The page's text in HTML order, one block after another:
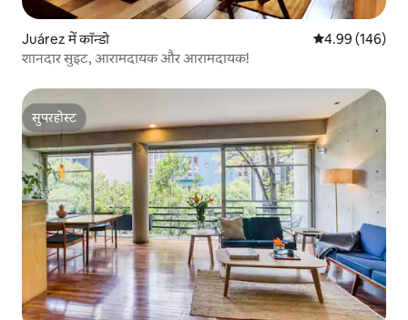
Juárez में कॉन्डो औसत रेटिंग 5 में से
4.99 (146)
शानदार सुइट, आरामदायक और आरामदायक!
सुपरहोस्ट
सुपरहोस्ट